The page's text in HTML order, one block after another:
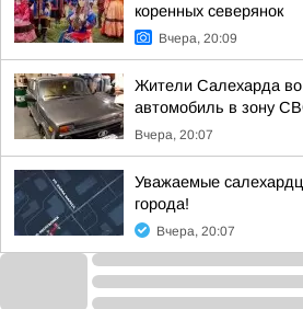
коренных северянок
Вчера, 20:09
Жители Салехарда
автомобиль в зону
Вчера, 20:07
Уважаемые
города!
Вчера, 20:07